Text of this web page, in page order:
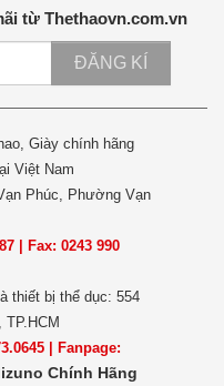
từ Thethaovn.com.vn
ĐĂNG KÍ
Giày chính hãng
Việt Nam
Phúc, Phường Vạn
| Fax: 0243 990
thiết bị thể dục: 554
| Fanpage:
Chính Hãng